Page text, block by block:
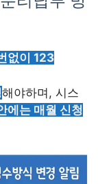
없이 123
해야하며, 시스
에는 매월 신청